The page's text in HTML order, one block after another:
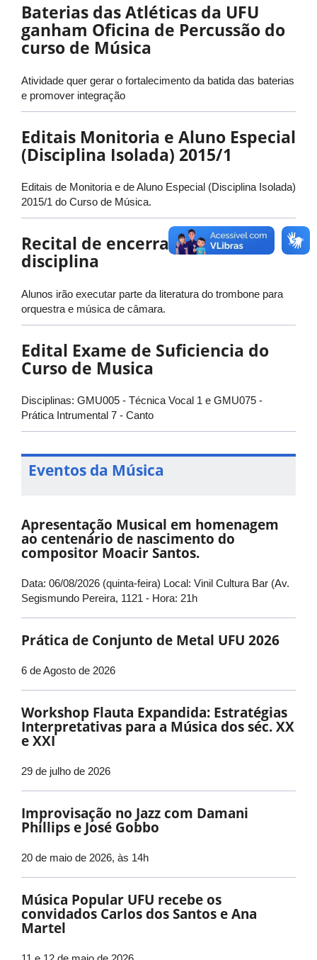
Baterias das Atléticas da UFU
ganham Oficina de Percussão do
curso de Música
Atividade quer gerar o fortalecimento da batida das baterias
e promover integração
Editais Monitoria e Aluno Especial
(Disciplina Isolada) 2015/1
Editais de Monitoria e de Aluno Especial (Disciplina Isolada)
2015/1 do Curso de Música.
Recital de encerramento da
disciplina
Alunos irão executar parte da literatura do trombone para
orquestra e música de câmara.
Edital Exame de Suficiencia do
Curso de Musica
Disciplinas: GMU005 - Técnica Vocal 1 e GMU075 -
Prática Intrumental 7 - Canto
Eventos da Música
Apresentação Musical em homenagem
ao centenário de nascimento do
compositor Moacir Santos.
Data: 06/08/2026 (quinta-feira) Local: Vinil Cultura Bar (Av.
Segismundo Pereira, 1121 - Hora: 21h
Prática de Conjunto de Metal UFU 2026
6 de Agosto de 2026
Workshop Flauta Expandida: Estratégias
Interpretativas para a Música dos séc. XX
e XXI
29 de julho de 2026
Improvisação no Jazz com Damani
Phillips e José Gobbo
20 de maio de 2026, às 14h
Música Popular UFU recebe os
convidados Carlos dos Santos e Ana
Martel